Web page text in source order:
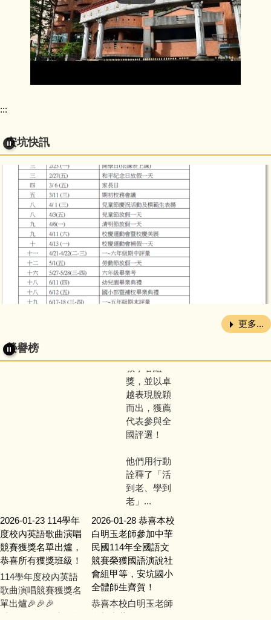
:::
安坑快訊
115新北市安坑國小社區共讀站使用說明
更多...
榮譽榜
國小全校師生同賀！
狂賀！本校405班、
607班參加115年度新
北市東區英語讀者劇
場比賽，皆榮獲特優
身學習楷模
獎(新北市代
表)」選拔，
分別榮獲學
習者組獎及
獎，並以卓
賀！榮膺全
國終身學習
代表)
熱烈祝賀本
校推薦張美
珠女士、李
湘庭老師參
加「全國終
身學習楷模
獎(新北市代
獎，並以卓
越表現脫穎
而出，獲薦
代表參與全
國評選！
詮釋了「活
到老、學到
老」...
度校內英語歌曲演唱
競賽獲獎名單出爐，
恭喜所有獲獎班級！
114學年度校內英語
歌曲演唱競賽獲獎名
單出爐🎉🎉🎉
以下名單皆依班級順
白明玉老師參加中華
民國114年全國語文
競賽榮獲國語演說社
會組甲等，安坑國小
全體師生齊賀！
恭喜本校白明玉老師
參加中華民國114年